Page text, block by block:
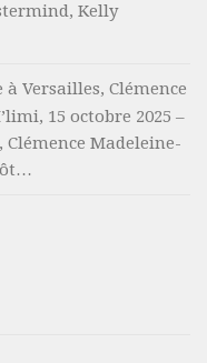
Kelly
Versailles, Clémence
15 octobre 2025 –
Clémence Madeleine-